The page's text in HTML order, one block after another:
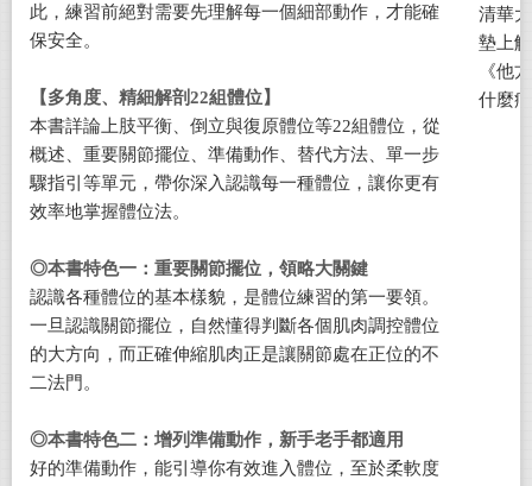
此，練習前絕對需要先理解每一個細部動作，才能確
保安全。
【多角度、精細解剖22組體位】
本書詳論上肢平衡、倒立與復原體位等22組體位，從
概述、重要關節擺位、準備動作、替代方法、單一步
驟指引等單元，帶你深入認識每一種體位，讓你更有
效率地掌握體位法。
◎本書特色一：重要關節擺位，領略大關鍵
認識各種體位的基本樣貌，是體位練習的第一要領。
一旦認識關節擺位，自然懂得判斷各個肌肉調控體位
的大方向，而正確伸縮肌肉正是讓關節處在正位的不
二法門。
◎本書特色二：增列準備動作，新手老手都適用
好的準備動作，能引導你有效進入體位，至於柔軟度
清華
墊上
《他
什麼